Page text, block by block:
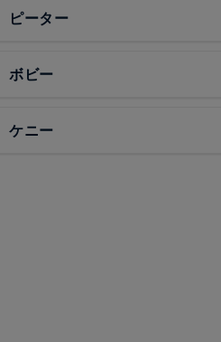
ピーター
ボビー
ケニー